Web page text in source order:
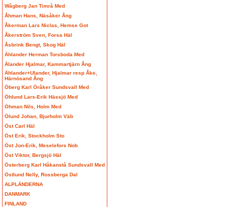
Wågberg Jan Timrå Med
Åhman Hans, Näsåker Ång
Åkerman Lars Niclas, Hemse Got
Åkerström Sven, Forsa Häl
Åsbrink Bengt, Skog Häl
Ählander Herman Torsboda Med
Älander Hjalmar, Kammartjärn Ång
Ählander+Ulander, Hjalmar resp Åke,
Härnösand Ång
Öberg Karl Öråker Sundsvall Med
Öhlund Lars-Erik Hässjö Med
Öhman Nils, Holm Med
Ölund Johan, Bjurholm Väb
Öst Carl Häl
Öst Erik, Stockholm Sto
Öst Jon-Erik, Meselefors Nob
Öst Viktor, Bergsjö Häl
Österberg Karl Håkanstå Sundsvall Med
Östlund Nelly, Rossberga Dal
ALPLÄNDERNA
DANMARK
FINLAND